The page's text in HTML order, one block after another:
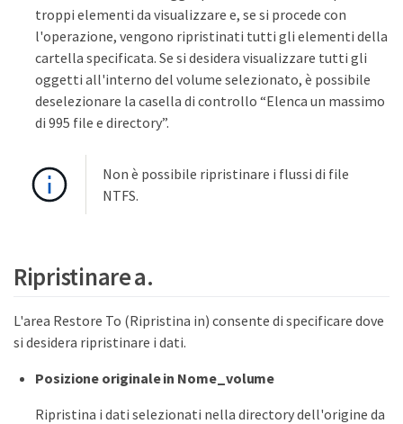
troppi elementi da visualizzare e, se si procede con
l'operazione, vengono ripristinati tutti gli elementi della
cartella specificata. Se si desidera visualizzare tutti gli
oggetti all'interno del volume selezionato, è possibile
deselezionare la casella di controllo “Elenca un massimo
di 995 file e directory”.
Non è possibile ripristinare i flussi di file
NTFS.
Ripristinare a.
L'area Restore To (Ripristina in) consente di specificare dove
si desidera ripristinare i dati.
Posizione originale in Nome_volume
Ripristina i dati selezionati nella directory dell'origine da